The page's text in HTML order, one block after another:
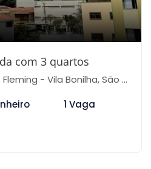
com 3 quartos
- Vila Bonilha, São Paulo-SP
1 Vaga